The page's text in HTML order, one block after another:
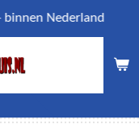
binnen Nederland